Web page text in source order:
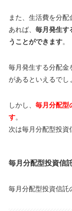
また、生活費を分
あれば、 毎月発生す
うことができます。
毎月発生する分配金
があるといえるでし
しかし、 毎月分配型
す。
次は毎月分配型投資
毎月分配型投資信
毎月分配型投資信託